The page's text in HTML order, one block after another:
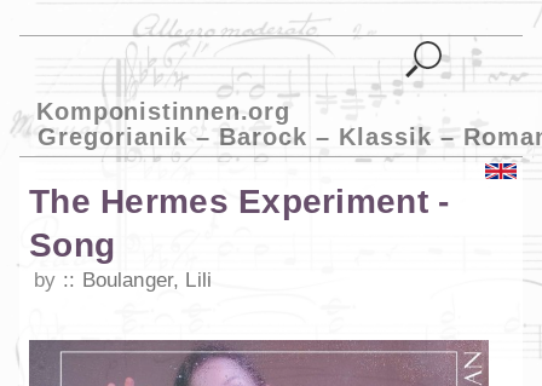
Komponistinnen.org
Gregorianik – Barock – Klassik –
The Hermes Experiment -
Song
by Boulanger, Lili